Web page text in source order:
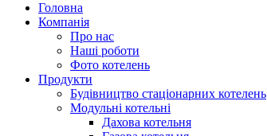
Головна
Компанія
Про нас
Наші роботи
Фото котелень
Продукти
Будівництво стаціонарних котелень
Модульні котельні
Дахова котельня